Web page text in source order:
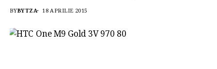
cuprinse intre 20 si 50 %. Acum ca a venit si
ne mentine in cea mai buna forma, eMag vine in
BYBYTZA 18 APRILIE 2015